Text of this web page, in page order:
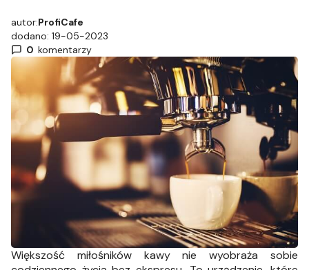
autor:ProfiCafe
dodano: 19-05-2023
0 komentarzy
Większość miłośników kawy nie wyobraża sobie